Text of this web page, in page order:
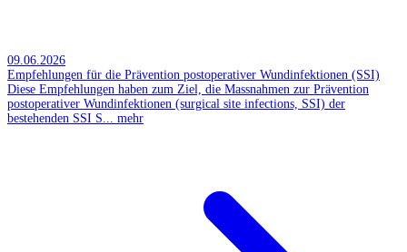
09.06.2026
Empfehlungen für die Prävention postoperativer Wundinfektionen (SSI)
Diese Empfehlungen haben zum Ziel, die Massnahmen zur Prävention
postoperativer Wundinfektionen (surgical site infections, SSI) der
bestehenden SSI S... mehr